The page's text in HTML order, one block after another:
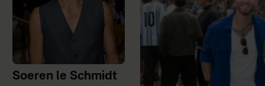
Soeren le Schmidt